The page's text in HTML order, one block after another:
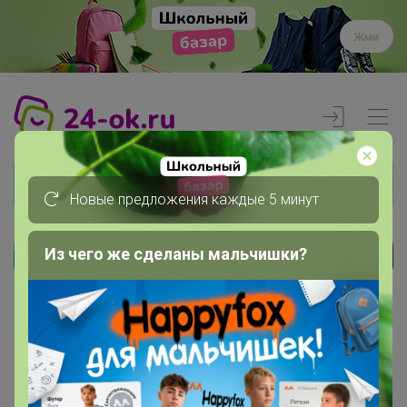
Жми
Главная
Члены клуба
Инесса13
Новые предложения каждые 5 минут
Из чего же сделаны мальчишки?